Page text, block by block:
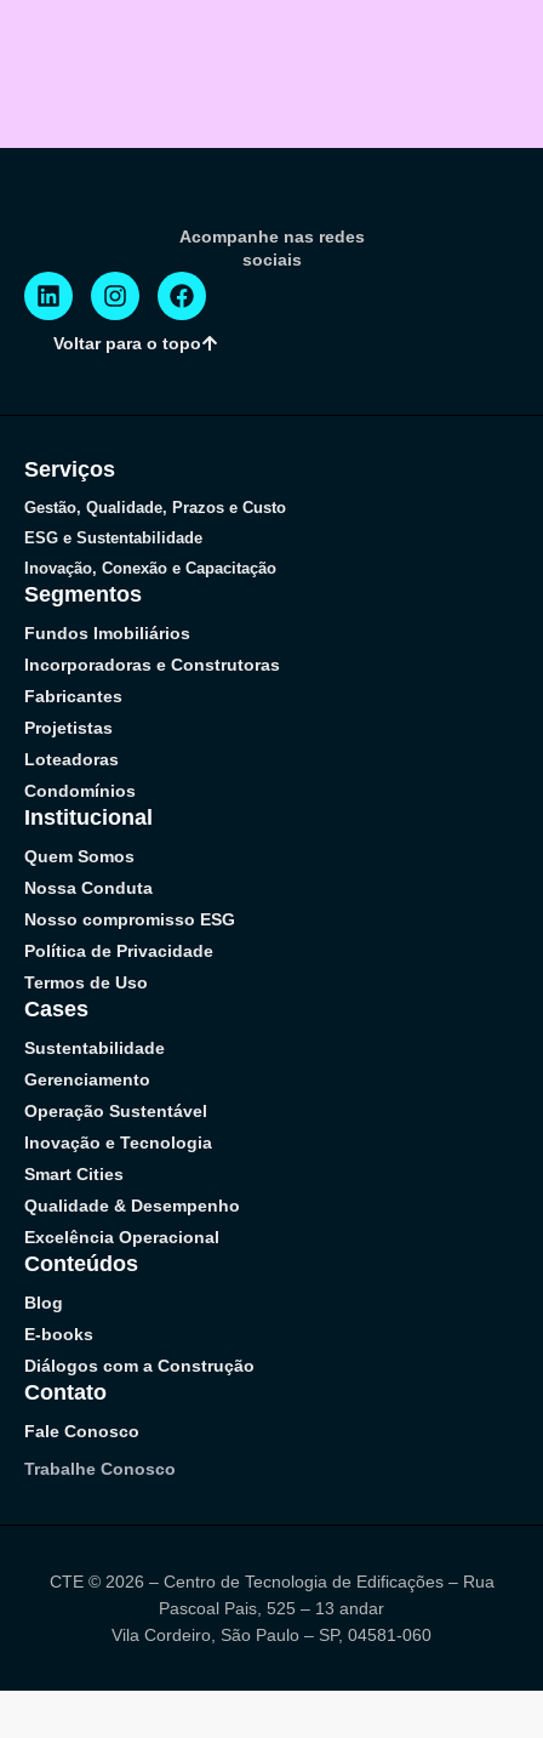
Acompanhe nas redes
sociais
Voltar para o topo
Serviços
Gestão, Qualidade, Prazos e Custo
ESG e Sustentabilidade
Inovação, Conexão e Capacitação
Segmentos
Fundos Imobiliários
Incorporadoras e Construtoras
Fabricantes
Projetistas
Loteadoras
Condomínios
Institucional
Quem Somos
Nossa Conduta
Nosso compromisso ESG
Política de Privacidade
Termos de Uso
Cases
Sustentabilidade
Gerenciamento
Operação Sustentável
Inovação e Tecnologia
Smart Cities
Qualidade & Desempenho
Excelência Operacional
Conteúdos
Blog
E-books
Diálogos com a Construção
Contato
Fale Conosco
Trabalhe Conosco
CTE © 2026 – Centro de Tecnologia de Edificações – Rua
Pascoal Pais, 525 – 13 andar
Vila Cordeiro, São Paulo – SP, 04581-060